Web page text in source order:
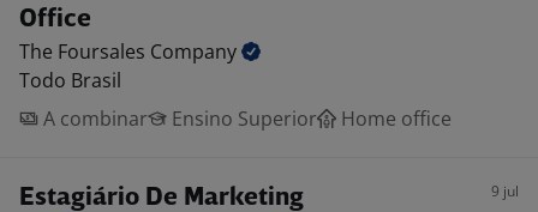
Office
The Foursales Company
Todo Brasil
A combinar
Ensino Superior Home office
Estagiário De Marketing 9 jul